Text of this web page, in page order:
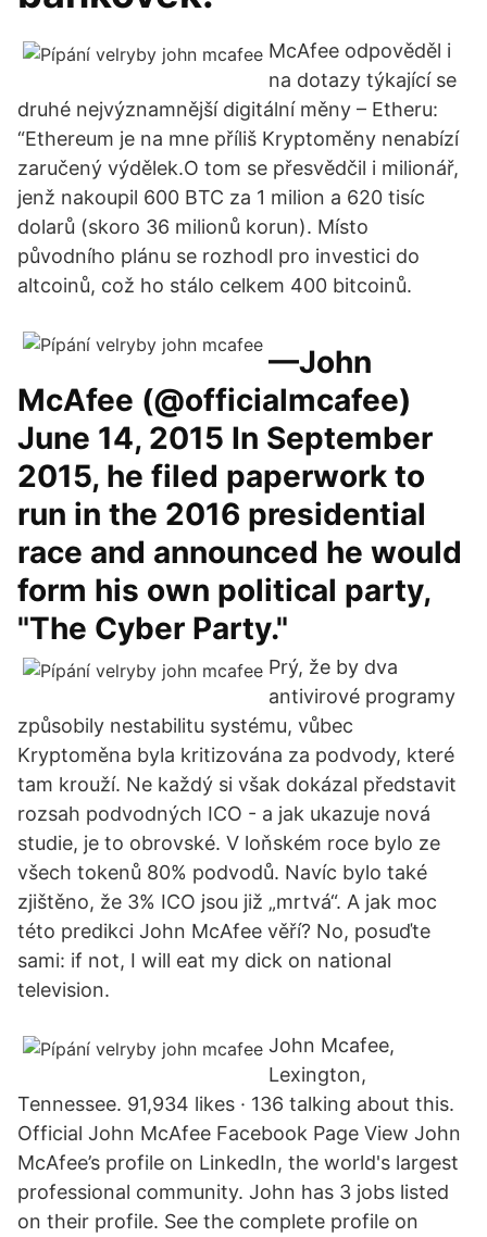
McAfee odpověděl i
na dotazy týkající se
druhé nejvýznamnější digitální měny – Etheru:
“Ethereum je na mne příliš Kryptoměny nenabízí
zaručený výdělek.O tom se přesvědčil i milionář,
jenž nakoupil 600 BTC za 1 milion a 620 tisíc
dolarů (skoro 36 milionů korun). Místo
původního plánu se rozhodl pro investici do
altcoinů, což ho stálo celkem 400 bitcoinů.
—John
McAfee (@officialmcafee)
June 14, 2015 In September
2015, he filed paperwork to
run in the 2016 presidential
race and announced he would
form his own political party,
"The Cyber Party."
Prý, že by dva
antivirové programy
způsobily nestabilitu systému, vůbec
Kryptoměna byla kritizována za podvody, které
tam krouží. Ne každý si však dokázal představit
rozsah podvodných ICO - a jak ukazuje nová
studie, je to obrovské. V loňském roce bylo ze
všech tokenů 80% podvodů. Navíc bylo také
zjištěno, že 3% ICO jsou již „mrtvá“. A jak moc
této predikci John McAfee věří? No, posuďte
sami: if not, I will eat my dick on national
television.
John Mcafee,
Lexington,
Tennessee. 91,934 likes · 136 talking about this.
Official John McAfee Facebook Page View John
McAfee’s profile on LinkedIn, the world's largest
professional community. John has 3 jobs listed
on their profile. See the complete profile on